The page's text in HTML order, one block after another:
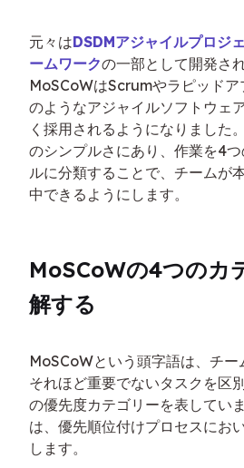
元々はDSDMアジャイルプロジ
ームワークの一部として開発さ
MoSCoWはScrumやラピッドア
のようなアジャイルソフトウェ
く採用されるようになりました
のシンプルさにあり、作業を4
ルに分類することで、チームが
中できるようにします。
MoSCoWの4つのカ
解する
MoSCoWという頭字語は、チー
それほど重要でないタスクを区
の優先度カテゴリーを表してい
は、優先順位付けプロセスにお
します。